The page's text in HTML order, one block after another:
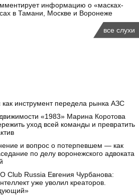
информацию о «масках-
в Тамани, Москве и Воронеже
все слухи
как инструмент передела рынка АЗС
«1983» Марина Коротова
уход всей команды и превратить
и вопрос о потерпевшем — как
по делу воронежского адвоката
Club Russia Евгения Чурбанова:
уже уволил креаторов.